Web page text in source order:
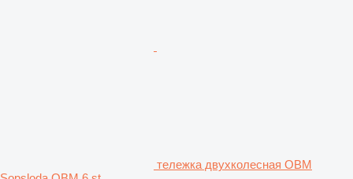
тележка двухколесная OBM